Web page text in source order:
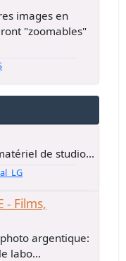
images en
"zoomables"
de studio...
- Films,
argentique:
labo...